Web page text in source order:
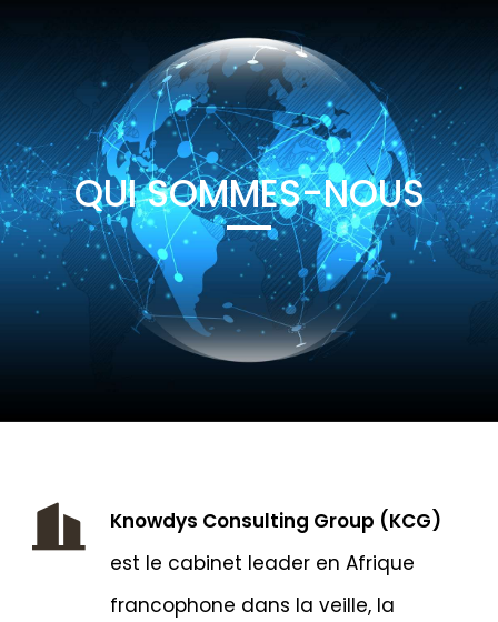
QUI SOMMES-NOUS
Knowdys Consulting Group (KCG)
est le cabinet leader en Afrique
francophone dans la veille, la